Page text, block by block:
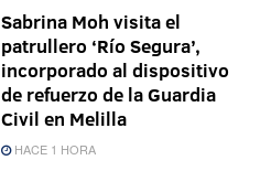
Sabrina Moh visita el
patrullero ‘Río Segura’,
incorporado al dispositivo
de refuerzo de la Guardia
Civil en Melilla
HACE 1 HORA